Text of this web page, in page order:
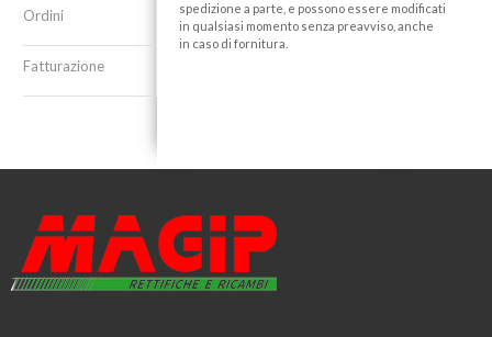
Ordini
Fatturazione
spedizione a parte, e possono essere modificati
in qualsiasi momento senza preavviso, anche
in caso di fornitura.